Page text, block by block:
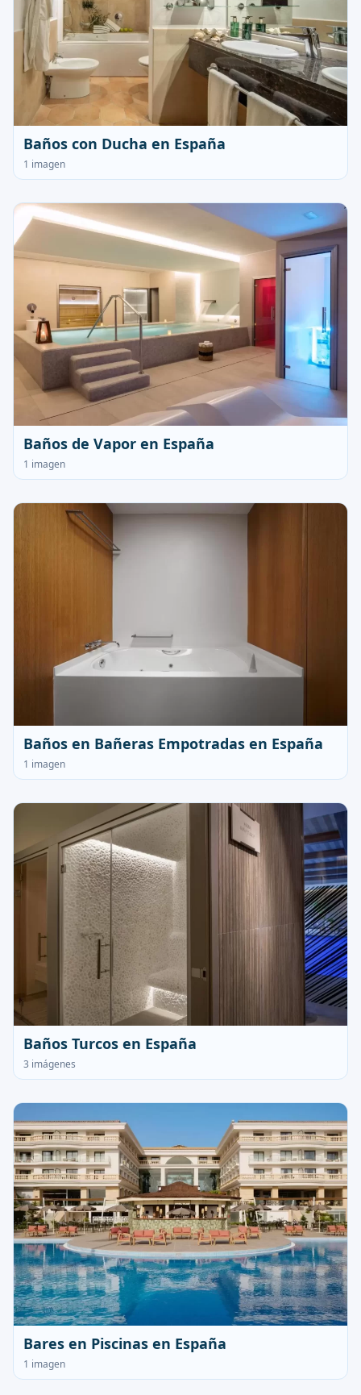
Baños con Ducha en España
1 imagen
Baños de Vapor en España
1 imagen
Baños en Bañeras Empotradas en España
1 imagen
Baños Turcos en España
3 imágenes
Bares en Piscinas en España
1 imagen